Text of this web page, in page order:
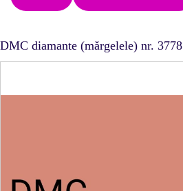
DMC diamante (mărgelele) nr. 3778